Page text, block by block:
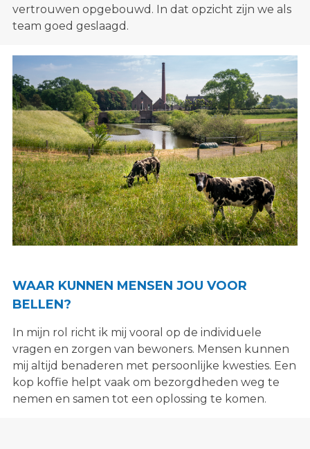
vertrouwen opgebouwd. In dat opzicht zijn we als
team goed geslaagd.
WAAR KUNNEN MENSEN JOU VOOR
BELLEN?
In mijn rol richt ik mij vooral op de individuele
vragen en zorgen van bewoners. Mensen kunnen
mij altijd benaderen met persoonlijke kwesties. Een
kop koffie helpt vaak om bezorgdheden weg te
nemen en samen tot een oplossing te komen.